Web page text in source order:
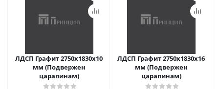
ЛДСП Графит 2750х1830х10
мм (Подвержен
царапинам)
ЛДСП Графит 2750х1830х16
мм (Подвержен
царапинам)